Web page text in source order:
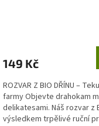
149 Kč
ROZVAR Z BIO DŘÍNU –
farmy Objevte drahokam
delikatesami. Náš rozvar z
výsledkem trpělivé ruční